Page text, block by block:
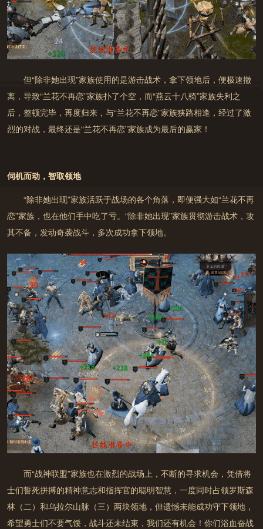
但“除非她出现”家族使用的是游击战术，拿下领地后，便极速撤
离，导致“兰花不再恋”家族扑了个空，而“燕云十八骑”家族失利之
后，整顿完毕，再度归来，与“兰花不再恋”家族狭路相逢，经过了激
烈的对战，最终还是“兰花不再恋”家族成为最后的赢家！
伺机而动，智取领地
“除非她出现”家族活跃于战场的各个角落，即便强大如“兰花不再
恋”家族，也在他们手中吃了亏。“除非她出现”家族贯彻游击战术，攻
其不备，发动奇袭战斗，多次成功拿下领地。
而“战神联盟”家族也在激烈的战场上，不断的寻求机会，凭借将
士们誓死拼搏的精神意志和指挥官的聪明智慧， 一度同时占领罗斯森
林（二）和乌拉尔山脉（三）两块领地，但遗憾未能成功守下领地，
希望勇士们不要气馁，战斗还未结束，我们还有机会！你们浴血奋战
游戏中部分玩法和道具需要付费;
未满8周岁的用户不能付费；8周岁以上未满16周岁的未成
年人用户，单次充值金额不得超过50元人民币，每月充值金
额累计不得超过200元人民币；
16周岁以上的未成年人用户，单次充值金额不得超过100
元人民币，每月充值金额累计不得超过400元人民币。
恭喜您已成功预约新服布阿纳
达
联系客服
提前下载
开启